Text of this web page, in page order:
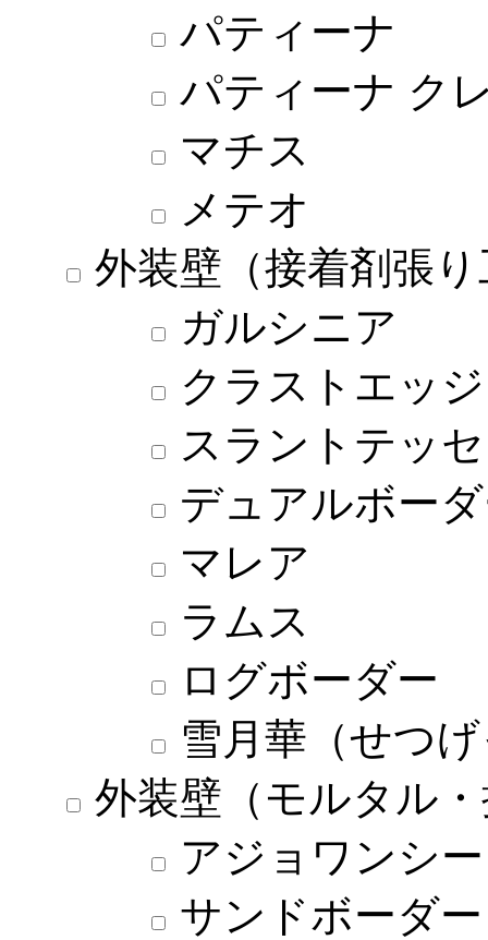
パティーナ
パティーナ ク
マチス
メテオ
外装壁（接着剤張
ガルシニア
クラストエッジ
スラントテッ
デュアルボー
マレア
ラムス
ログボーダー
雪月華（せつ
外装壁（モルタル
アジョワンシ
サンドボーダー